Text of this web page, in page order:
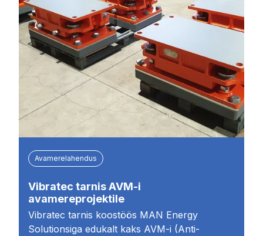
Avamerelahendus
Vibratec tarnis AVM-i
avamereprojektile
Vibratec tarnis koostöös MAN Energy
Solutionsiga edukalt kaks AVM-i (Anti-